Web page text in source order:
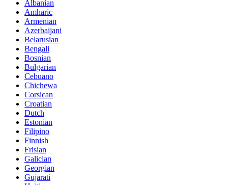
Albanian
Amharic
Armenian
Azerbaijani
Belarusian
Bengali
Bosnian
Bulgarian
Cebuano
Chichewa
Corsican
Croatian
Dutch
Estonian
Filipino
Finnish
Frisian
Galician
Georgian
Gujarati